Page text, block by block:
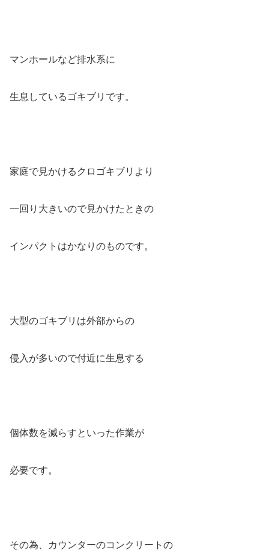
マンホールなど排水系に
生息しているゴキブリです。
家庭で見かけるクロゴキブリより
一回り大きいので見かけたときの
インパクトはかなりのものです。
大型のゴキブリは外部からの
侵入が多いので付近に生息する
個体数を減らすといった作業が
必要です。
その為、カウンターのコンクリートの